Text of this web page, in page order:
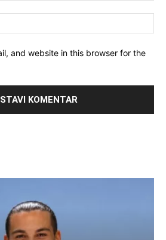
and website in this browser for the